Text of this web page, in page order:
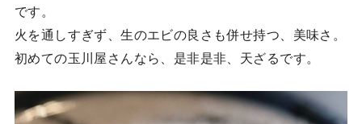
です。
火を通しすぎず、生のエビの良さも併せ持つ、美味さ。
初めての玉川屋さんなら、是非是非、天ざるです。